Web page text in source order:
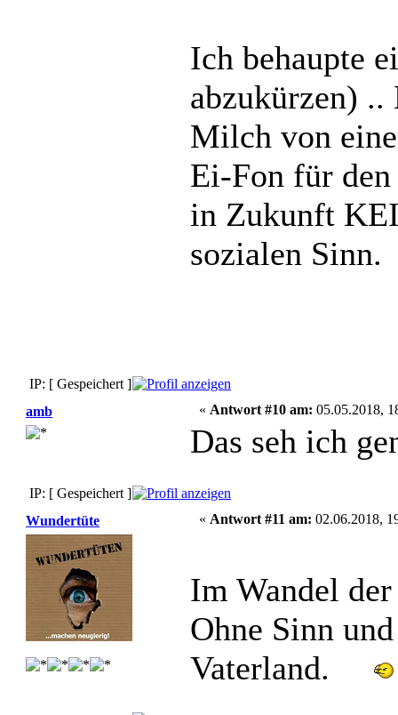
Ich behaupte
abzukürzen) ..
Milch von
Ei-Fon für
in Zukunft
sozialen Sinn.
IP: [ Gespeichert ]
amb
« Antwort #10 am: 05.05.2018,
Das seh ich
IP: [ Gespeichert ]
Wundertüte
« Antwort #11 am: 02.06.2018,
Im Wandel
Ohne Sinn
Vaterland.